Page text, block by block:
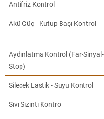
Antifriz Kontrol
Akü Güç - Kutup Başı Kontrol
Aydınlatma Kontrol (Far-Sinyal-
Stop)
Silecek Lastik - Suyu Kontrol
Sıvı Sızıntı Kontrol